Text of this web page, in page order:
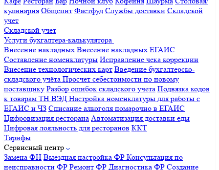
кулинария Общепит Фастфуд Службы доставки Складской
учет
Складской учет
Услуги бухгалтера-калькулятора
Внесение накладных Внесение накладных ЕГАИС
Составление номенклатуры Исправление чека коррекции
Внесение технологических карт Введение бухгалтерско-
складского учёта Просчет себестоимости по новому
поставщику Разбор ошибок складского учета Подвязка кодов
к товарам ТН ВЭД Настройка номенклатуры для работы с
ЕГАИС и ЧЗ Списание алкоголя помарочно в ЕГАИС
Цифровизация ресторана Автоматизация доставки еды
Цифровая лояльность для ресторанов ККТ
Тарифы
Сервисный центр
Замена ФН Выездная настройка ФР Консультация по
неисправности ФР Ремонт ФР Диагностика ФР Создание